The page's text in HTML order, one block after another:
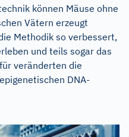
können Mäuse ohne
Vätern erzeugt
Methodik so verbessert,
und teils sogar das
veränderten die
DNA-